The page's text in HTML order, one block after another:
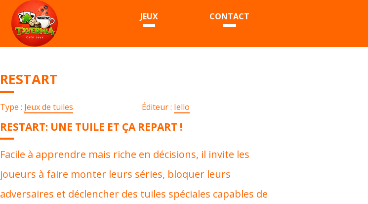
JEUX CONTACT
RESTART
Type : Jeux de tuiles Éditeur : Iello
RESTART: UNE TUILE ET ÇA REPART !
Facile à apprendre mais riche en décisions, il invite les
joueurs à faire monter leurs séries, bloquer leurs
adversaires et déclencher des tuiles spéciales capables de